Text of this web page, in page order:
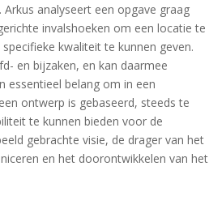
analyseert een opgave graag
invalshoeken om een locatie te
kwaliteit te kunnen geven.
en bijzaken, en kan daarmee
essentieel belang om in een
ontwerp is gebaseerd, steeds te
te kunnen bieden voor de
gebrachte visie, de drager van het
en het doorontwikkelen van het